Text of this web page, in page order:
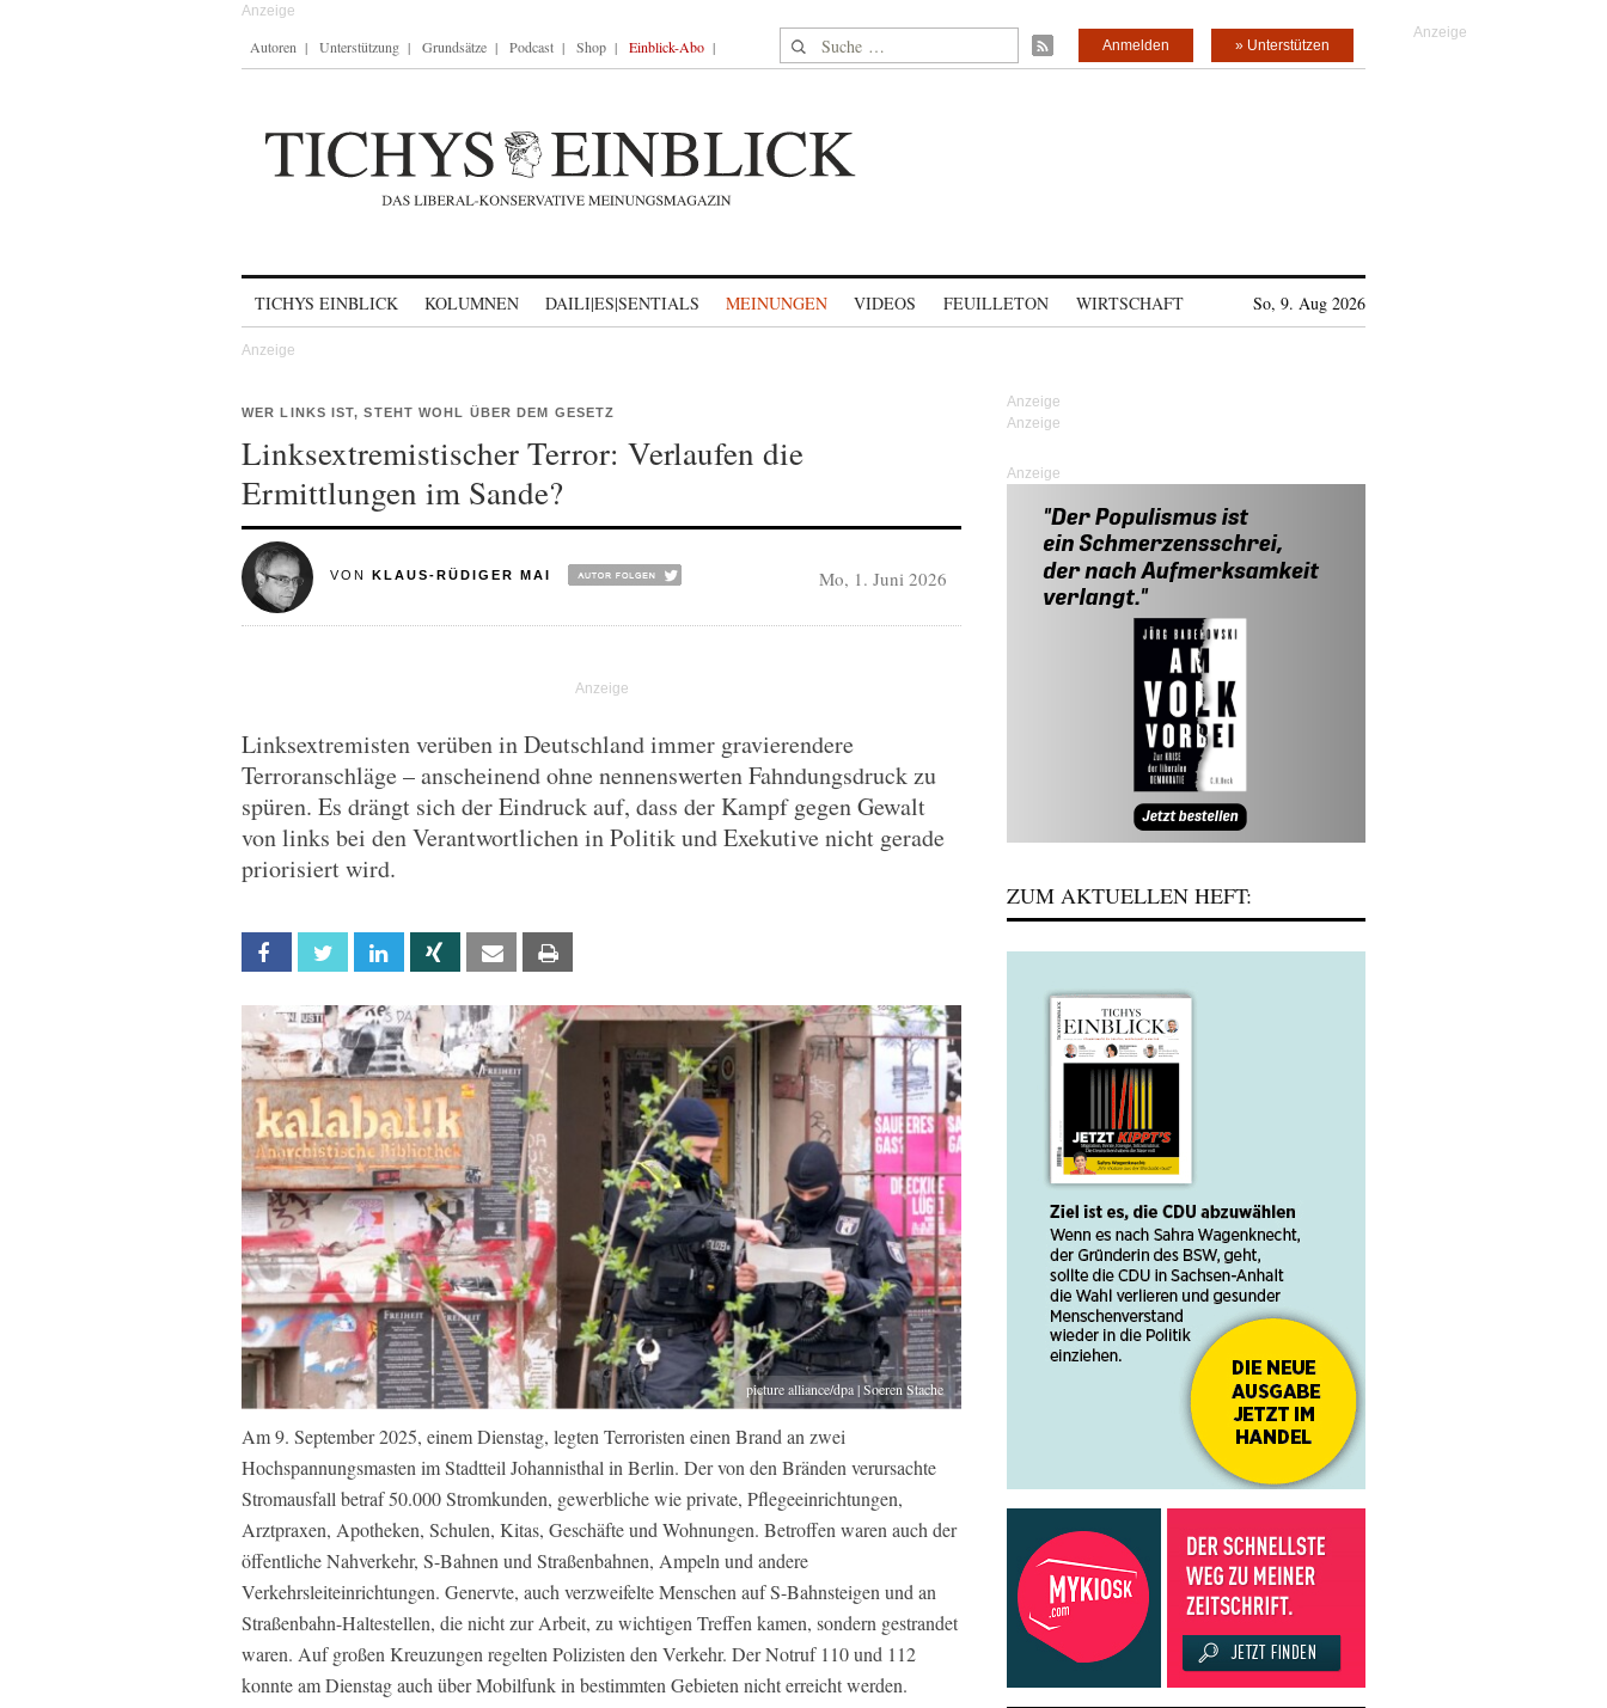
Autoren Unterstützung Grundsätze Podcast Shop Einblick-Abo Suche nach: » Unterstützen
Anmelden
TICHYS EINBLICK KOLUMNEN DAILI|ES|SENTIALS MEINUNGEN VIDEOS FEUILLETON WIRTSCHAFT So, 9. Aug 2026
WER LINKS IST, STEHT WOHL ÜBER DEM GESETZ
Linksextremistischer Terror: Verlaufen die
Ermittlungen im Sande?
VON KLAUS-RÜDIGER MAI Mo, 1. Juni 2026
Linksextremisten verüben in Deutschland immer gravierendere
Terroranschläge – anscheinend ohne nennenswerten Fahndungsdruck zu
spüren. Es drängt sich der Eindruck auf, dass der Kampf gegen Gewalt
von links bei den Verantwortlichen in Politik und Exekutive nicht gerade
priorisiert wird.
Facebook Twitter Linkedin Xing Email
picture alliance/dpa | Soeren Stache
Am 9. September 2025, einem Dienstag, legten Terroristen einen Brand an zwei
Hochspannungsmasten im Stadtteil Johannisthal in Berlin. Der von den Bränden verursachte
Stromausfall betraf 50.000 Stromkunden, gewerbliche wie private, Pflegeeinrichtungen,
Arztpraxen, Apotheken, Schulen, Kitas, Geschäfte und Wohnungen. Betroffen waren auch der
öffentliche Nahverkehr, S-Bahnen und Straßenbahnen, Ampeln und andere
Verkehrsleiteinrichtungen. Genervte, auch verzweifelte Menschen auf S-Bahnsteigen und an
Straßenbahn-Haltestellen, die nicht zur Arbeit, zu wichtigen Treffen kamen, sondern gestrandet
waren. Auf großen Kreuzungen regelten Polizisten den Verkehr. Der Notruf 110 und 112
konnte am Dienstag auch über Mobilfunk in bestimmten Gebieten nicht erreicht werden.
Anzeige
ZUM AKTUELLEN HEFT: